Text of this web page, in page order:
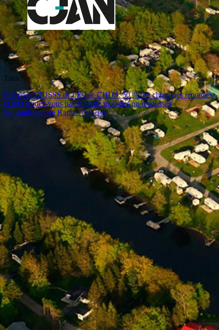
Partager:
Taux:
PrécédentCIUSSS de l’Estrie-CHUS: 50 % des chirurgies reportées
et 800 rendez-vous par semaine modifiés ou repoussés
SuivantEntrevue Karine Vallières